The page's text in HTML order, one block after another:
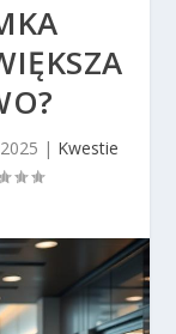
| Kwestie